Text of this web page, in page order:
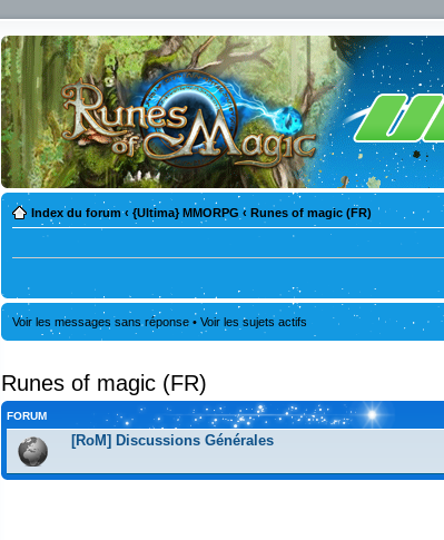
Index du forum ‹ {Ultima} MMORPG ‹ Runes of magic (FR)
Voir les messages sans réponse • Voir les sujets actifs
Runes of magic (FR)
FORUM
[RoM] Discussions Générales